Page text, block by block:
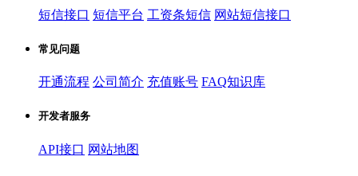
短信接口 短信平台 工资条短信 网站短信接口
常见问题
开通流程 公司简介 充值账号 FAQ知识库
开发者服务
API接口 网站地图